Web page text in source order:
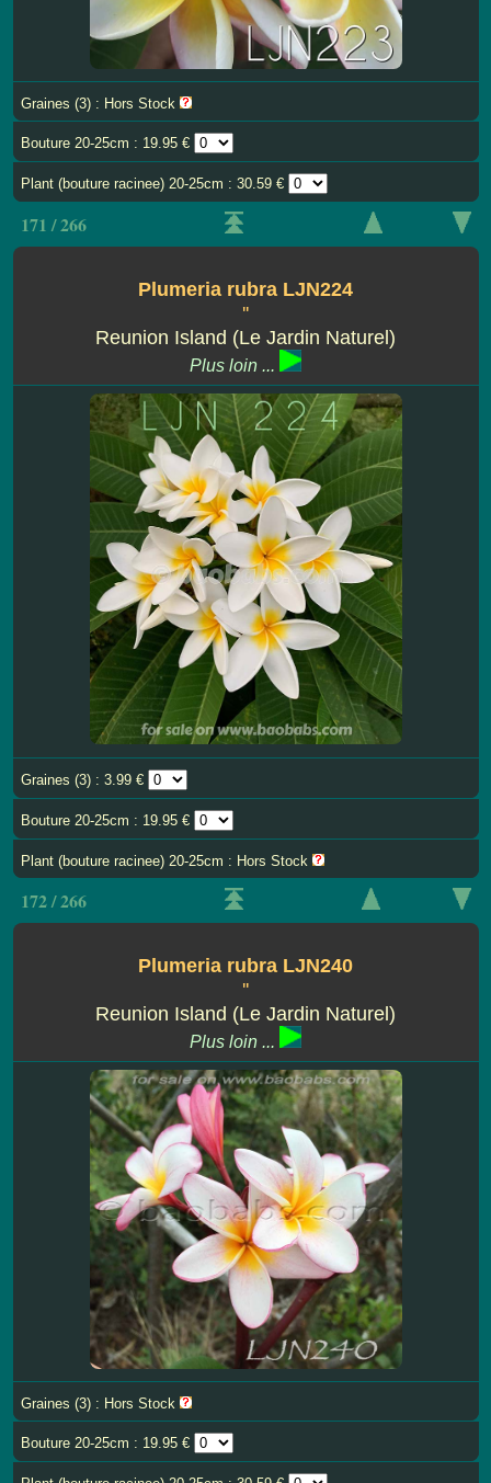
Graines (3) : Hors Stock
Bouture 20-25cm : 19.95 €
Plant (bouture racinee) 20-25cm : 30.59 €
171 / 266
Plumeria rubra LJN224
''
Reunion Island (Le Jardin Naturel)
Plus loin ...
Graines (3) : 3.99 €
Bouture 20-25cm : 19.95 €
Plant (bouture racinee) 20-25cm : Hors Stock
172 / 266
Plumeria rubra LJN240
''
Reunion Island (Le Jardin Naturel)
Plus loin ...
Graines (3) : Hors Stock
Bouture 20-25cm : 19.95 €